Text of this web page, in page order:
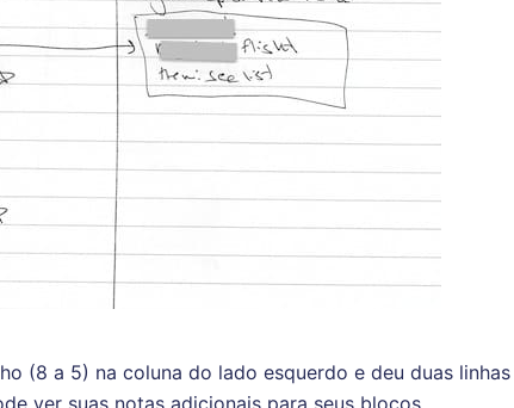
(8 a 5) na coluna do lado esquerdo e deu duas linhas
ver suas notas adicionais para seus blocos.